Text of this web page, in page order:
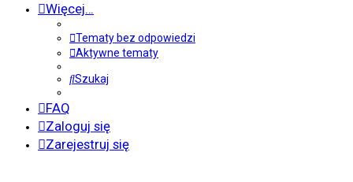
Więcej…
Tematy bez odpowiedzi
Aktywne tematy
Szukaj
FAQ
Zaloguj się
Zarejestruj się